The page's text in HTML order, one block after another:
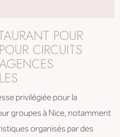
POUR
CIRCUITS
privilégiée pour la
groupes à Nice, notamment
organisés par des